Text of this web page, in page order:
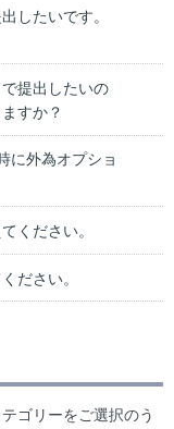
したいです。
提出したいの
すか？
に外為オプショ
ください。
ださい。
ゴリーをご選択のう